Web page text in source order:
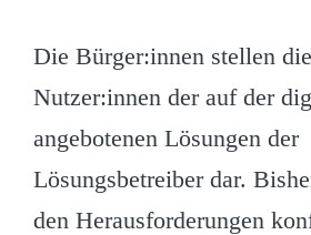
Die Bürger:innen stellen
Nutzer:innen der auf der
angebotenen Lösungen der
Lösungsbetreiber dar.
den Herausforderungen